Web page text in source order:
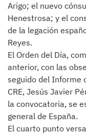
Arigo; el nuevo
Henestrosa; y el
de la legación
Reyes.
El Orden del Día,
anterior, con las
seguido del Informe
CRE, Jesús Javier
la convocatoria, se
general de España.
El cuarto punto